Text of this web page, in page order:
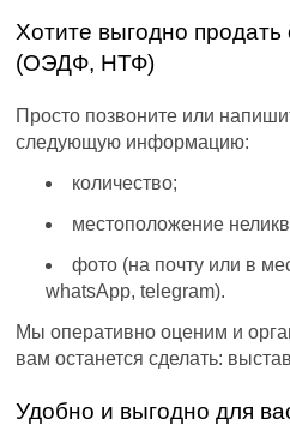
Хотите выгодно продать
(ОЭДФ, НТФ)
Просто позвоните или
следующую информацию:
количество;
местоположение
фото (на почту или в
whatsApp, telegram).
Мы оперативно оценим и
вам останется сделать:
Удобно и выгодно для